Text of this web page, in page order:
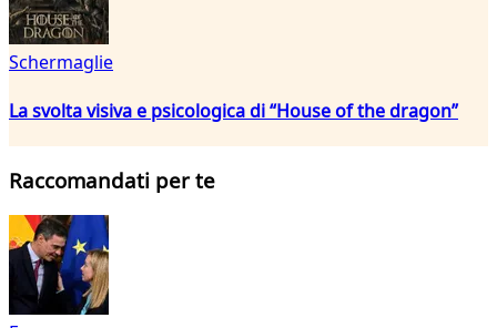
Schermaglie
La svolta visiva e psicologica di “House of the dragon”
Raccomandati per te